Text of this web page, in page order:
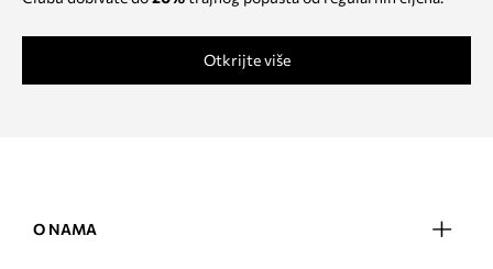
Otkrijte više
O NAMA